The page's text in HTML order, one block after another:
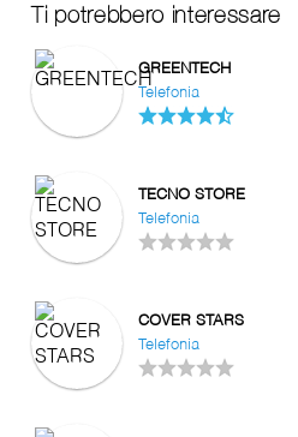
Ti potrebbero interessare
GREENTECH
Telefonia
TECNO STORE
Telefonia
COVER STARS
Telefonia